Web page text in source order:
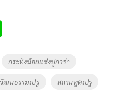
กระทิงน้อยแห่งปูการ่า
วัฒนธรรมเปรู สถานทูตเปรู